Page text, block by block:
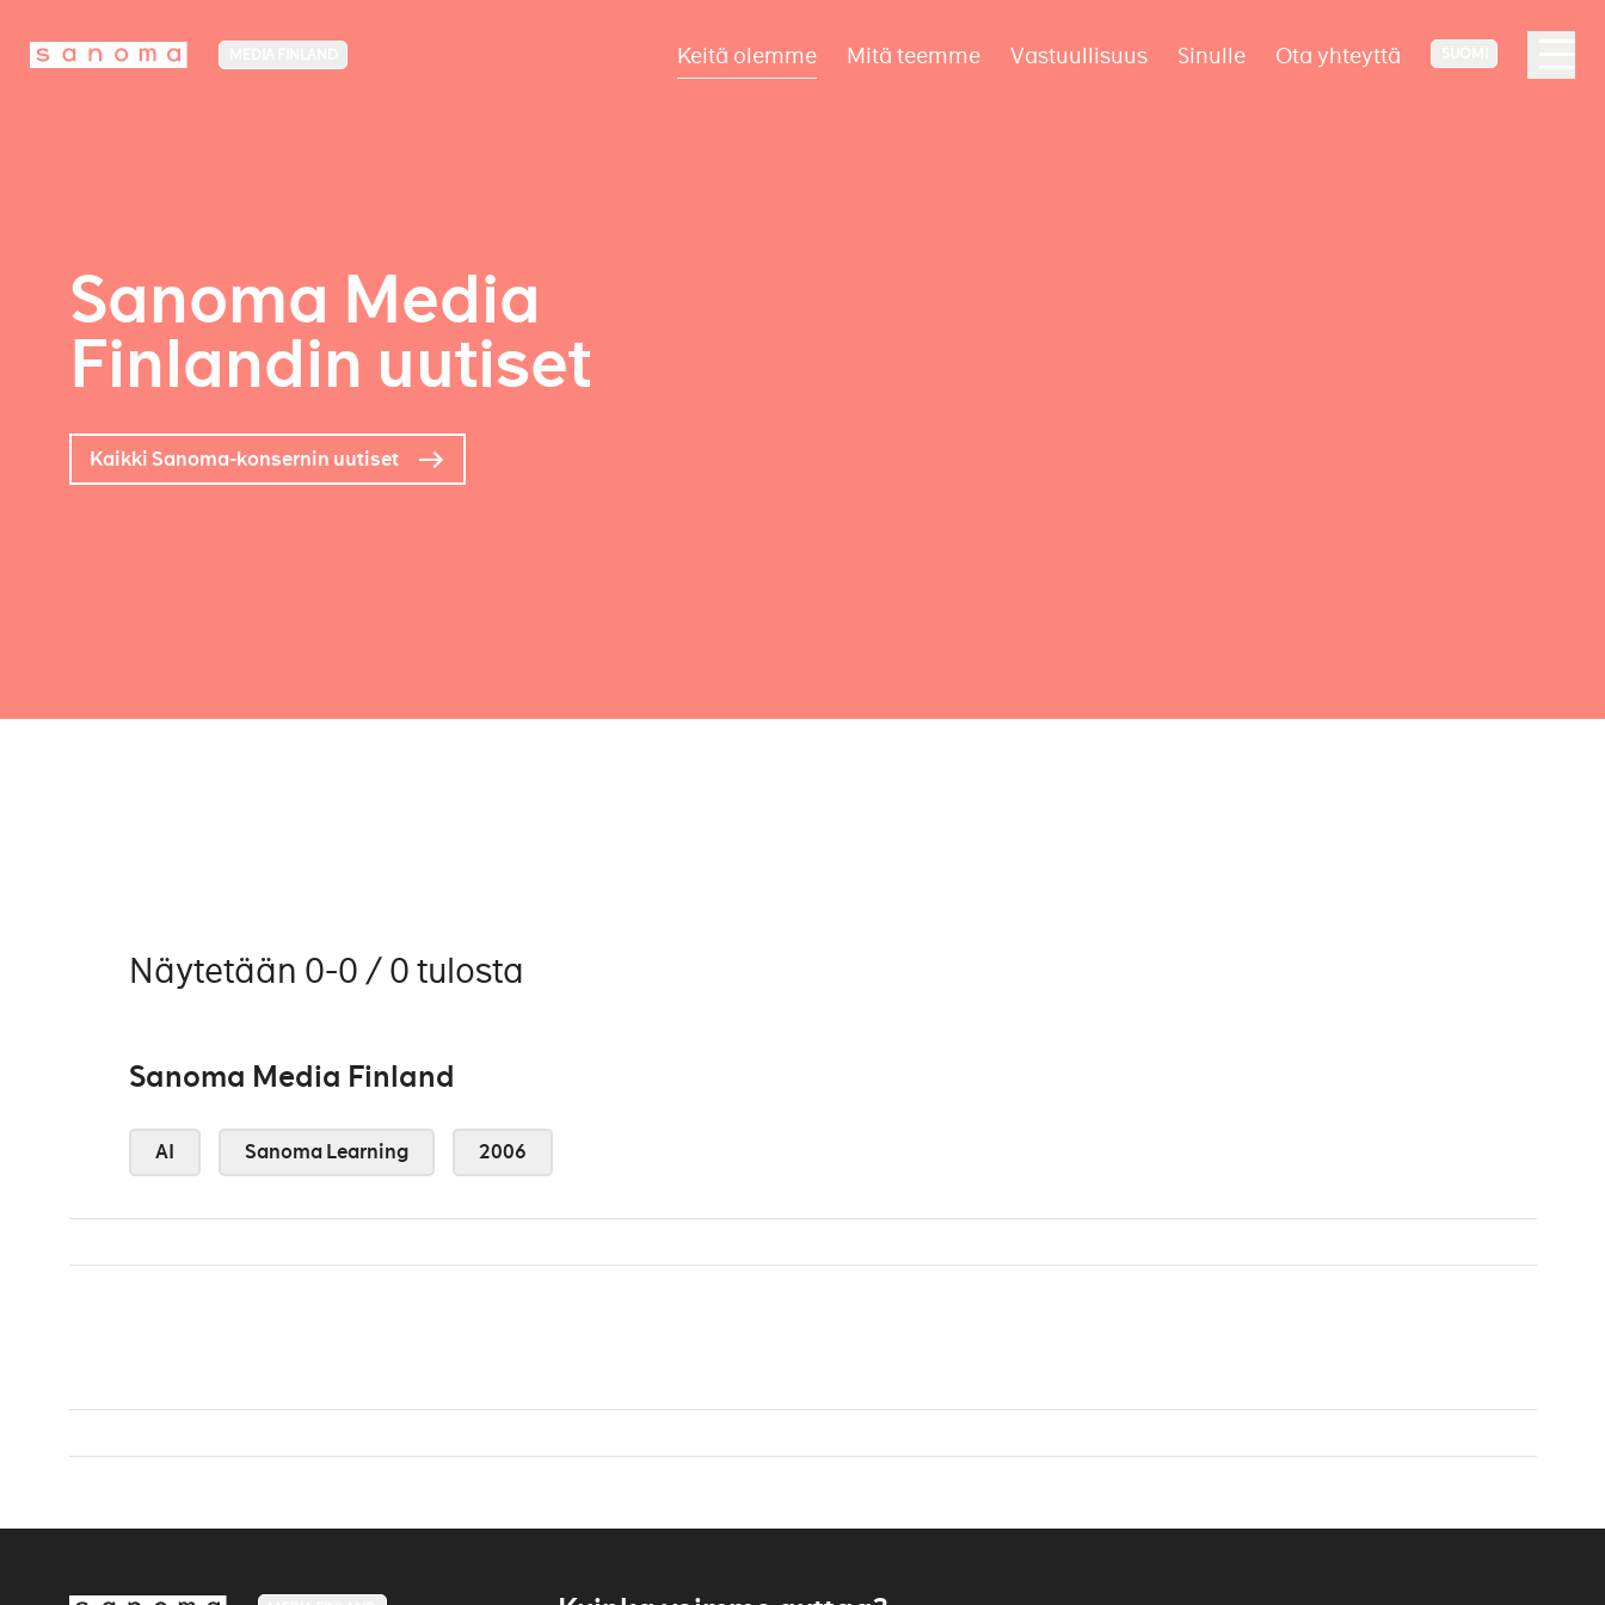
Keitä olemme Mitä teemme Vastuullisuus Sinulle Ota yhteyttä
Sanoma Media
Finlandin uutiset
Kaikki Sanoma-konsernin uutiset
Näytetään 0-0 / 0 tulosta
Sanoma Media Finland
AI Sanoma Learning 2006